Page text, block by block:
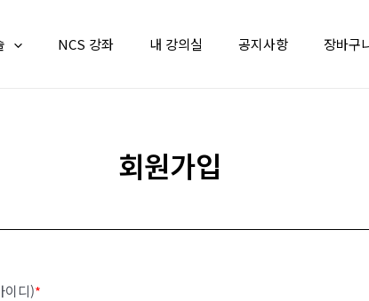
NCS 강좌 내 강의실 공지사항 장바구
회원가입
이디)*